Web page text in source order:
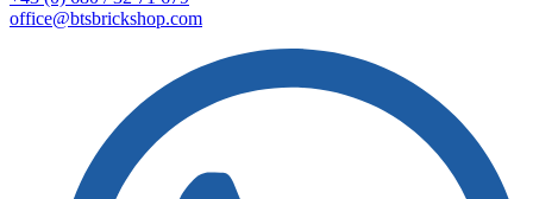
office@btsbrickshop.com